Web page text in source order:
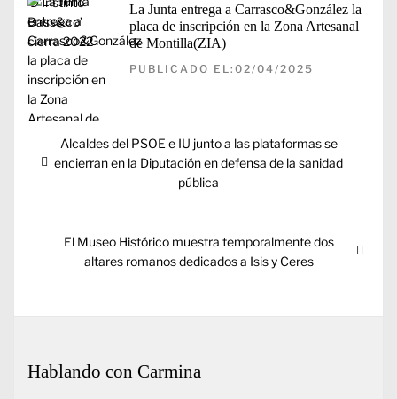
La Junta entrega a Carrasco&González la
placa de inscripción en la Zona Artesanal
de Montilla(ZIA)
PUBLICADO EL:02/04/2025
de
Entrada
anterior:
Alcaldes del PSOE e IU junto a las plataformas se
encierran en la Diputación en defensa de la sanidad
pública
Entrada
siguiente:
El Museo Histórico muestra temporalmente dos
altares romanos dedicados a Isis y Ceres
Hablando con Carmina